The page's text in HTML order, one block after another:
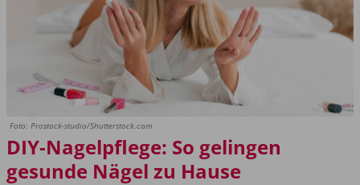
Foto: Prostock-studio/Shutterstock.com
DIY-Nagelpflege: So gelingen
gesunde Nägel zu Hause